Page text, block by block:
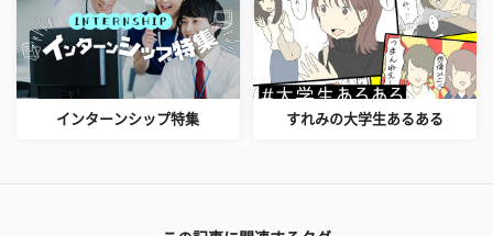
インターンシップ特集 すれみの大学生あるある